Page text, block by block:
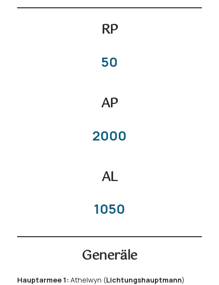
RP
50
AP
2000
AL
1050
Generäle
Hauptarmee 1: Athelwyn (Lichtungshauptmann)